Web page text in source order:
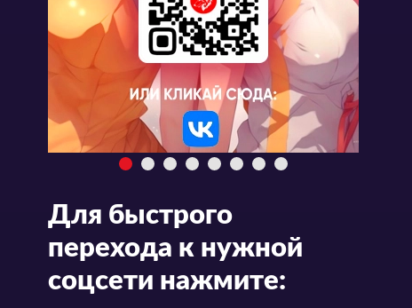
Для быстрого
перехода к нужной
соцсети нажмите: